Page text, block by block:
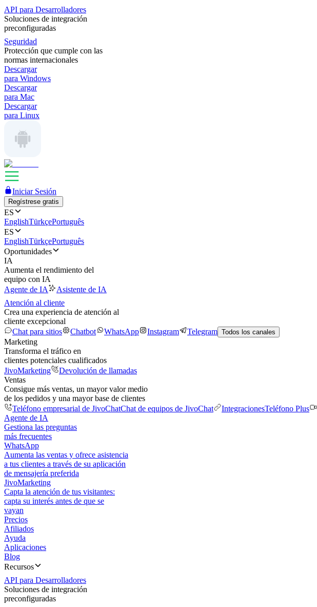
API para Desarrolladores
Soluciones de integración
preconfiguradas
Seguridad
Protección que cumple con las
normas internacionales
Descargar
para Windows
Descargar
para Mac
Descargar
para Linux
Iniciar Sesión
Regístrese gratis
ES
EnglishTürkçePortuguês
ES
EnglishTürkçePortuguês
Oportunidades
IA
Aumenta el rendimiento del
equipo con IA
Agente de IA
Asistente de IA
Atención al cliente
Crea una experiencia de atención al
cliente excepcional
Chat para sitios
Chatbot WhatsApp Instagram Telegram Todos los canales
Marketing
Transforma el tráfico en
clientes potenciales cualificados
JivoMarketing
Devolución de llamadas
Ventas
Consigue más ventas, un mayor valor medio
de los pedidos y una mayor base de clientes
Teléfono empresarial de JivoChatChat de equipos de JivoChat IntegracionesTeléfono Plus
Agente de IA
Gestiona las preguntas
más frecuentes
WhatsApp
Aumenta las ventas y ofrece asistencia
a tus clientes a través de su aplicación
de mensajería preferida
JivoMarketing
Capta la atención de tus visitantes:
capta su interés antes de que se
vayan
Precios
Afiliados
Ayuda
Aplicaciones
Blog
Recursos
API para Desarrolladores
Soluciones de integración
preconfiguradas